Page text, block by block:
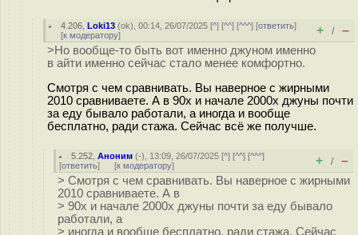
4.206 ,Loki13 (ok), 00:14, 26/07/2025 [^] [^^] [^^^] [ответить]
[к модератору] + / –
>Но вообще-то быть вот именно джуном именно
в айти именно сейчас стало менее комфортно.
Смотря с чем сравнивать. Вы наверное с жирными
2010 сравниваете. А в 90х и начале 2000х джуны почти
за еду бывало работали, а иногда и вообще
бесплатно, ради стажа. Сейчас всё же получше.
5.252 ,Аноним (-), 13:09, 26/07/2025 [^] [^^] [^^^]
[ответить] [к модератору] + / –
> Смотря с чем сравнивать. Вы наверное с жирными
2010 сравниваете. А в
> 90х и начале 2000х джуны почти за еду бывало
работали, а
> иногда и вообще бесплатно, ради стажа. Сейчас